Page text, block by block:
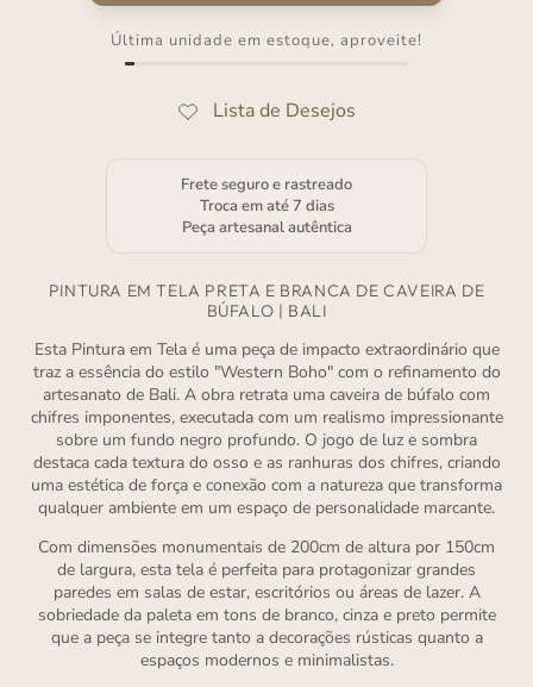
Última unidade em estoque, aproveite!
Frete seguro e rastreado
Troca em até 7 dias
Peça artesanal autêntica
PINTURA EM TELA PRETA E BRANCA DE CAVEIRA DE
BÚFALO | BALI
Esta Pintura em Tela é uma peça de impacto extraordinário que
traz a essência do estilo "Western Boho" com o refinamento do
artesanato de Bali. A obra retrata uma caveira de búfalo com
chifres imponentes, executada com um realismo impressionante
sobre um fundo negro profundo. O jogo de luz e sombra
destaca cada textura do osso e as ranhuras dos chifres, criando
uma estética de força e conexão com a natureza que transforma
qualquer ambiente em um espaço de personalidade marcante.
Com dimensões monumentais de 200cm de altura por 150cm
de largura, esta tela é perfeita para protagonizar grandes
paredes em salas de estar, escritórios ou áreas de lazer. A
sobriedade da paleta em tons de branco, cinza e preto permite
que a peça se integre tanto a decorações rústicas quanto a
espaços modernos e minimalistas.